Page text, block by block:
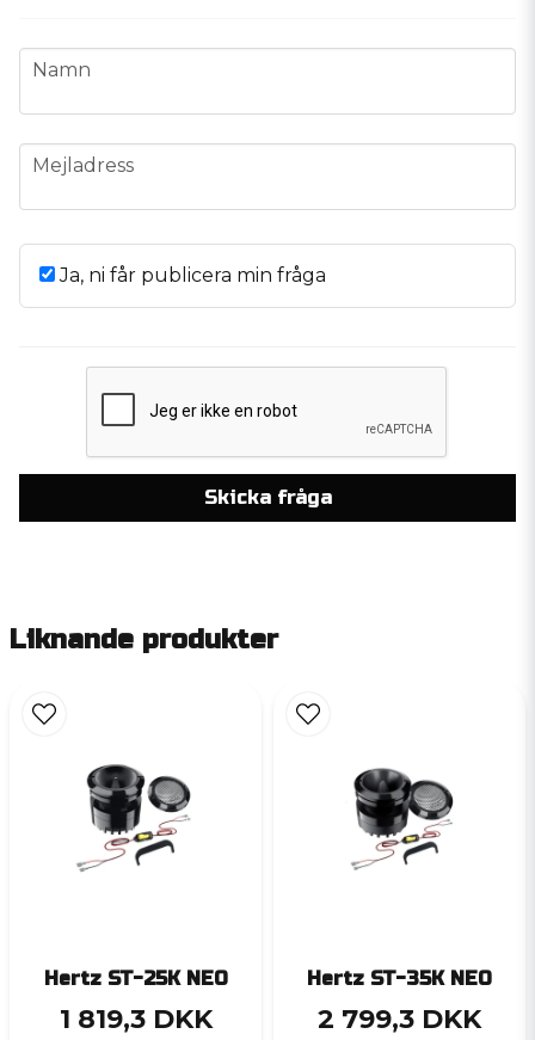
name
Namn
email
Mejladress
Ja, ni får publicera min fråga
Skicka fråga
Liknande produkter
Hertz ST-25K NEO
1 819,3 DKK
Hertz ST-35K NEO
2 799,3 DKK